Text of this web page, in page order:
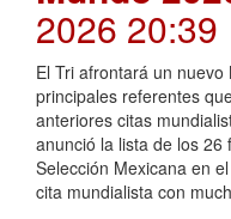
2026 20:39
El Tri afrontará un
principales referentes
anteriores citas
anunció la lista de los
Selección Mexicana en
cita mundialista con